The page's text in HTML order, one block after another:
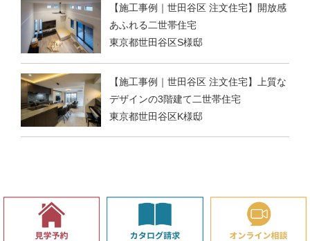
【施工事例｜世田谷区 注文住宅】開放感
あふれる二世帯住宅
東京都世田谷区S様邸
【施工事例｜世田谷区 注文住宅】上質な
デザインの3階建て二世帯住宅
東京都世田谷区K様邸